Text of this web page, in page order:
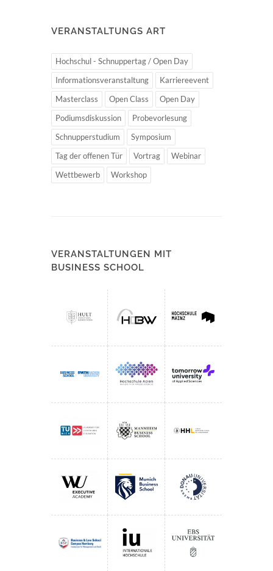
VERANSTALTUNGS ART
Hochschul - Schnuppertag / Open Day
Informationsveranstaltung
Karriereevent
Masterclass
Open Class
Open Day
Podiumsdiskussion
Probevorlesung
Schnupperstudium
Symposium
Tag der offenen Tür
Vortrag
Webinar
Wettbewerb
Workshop
VERANSTALTUNGEN MIT
BUSINESS SCHOOL